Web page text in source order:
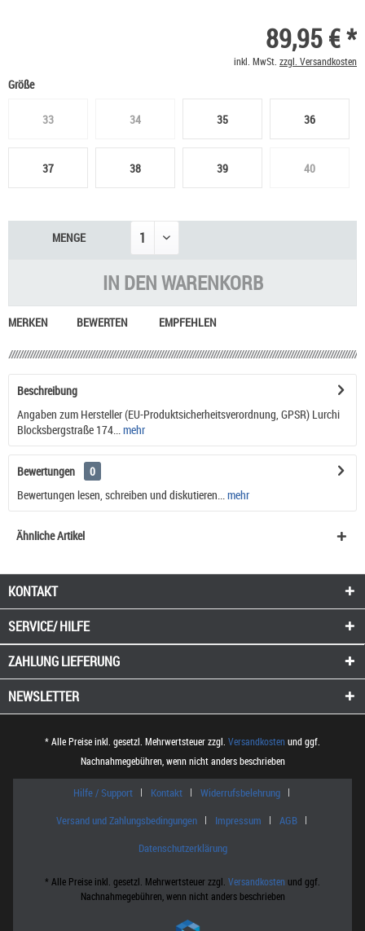
89,95 € *
inkl. MwSt. zzgl. Versandkosten
Größe
33 34 35 36
37 38 39 40
MENGE
IN DENWARENKORB
MERKEN BEWERTEN EMPFEHLEN
Beschreibung
Angaben zum Hersteller (EU-Produktsicherheitsverordnung, GPSR) Lurchi
Blocksbergstraße 174...
mehr
Bewertungen
0
Bewertungen lesen, schreiben und diskutieren...
mehr
Ähnliche Artikel
KONTAKT
SERVICE/ HILFE
ZAHLUNGLIEFERUNG
NEWSLETTER
* Alle Preise inkl. gesetzl. Mehrwertsteuer zzgl. Versandkosten und ggf.
Nachnahmegebühren, wenn nicht anders beschrieben
Hilfe / Support Kontakt
Widerrufsbelehrung
Versand und Zahlungsbedingungen
Impressum
AGB
Datenschutzerklärung
* Alle Preise inkl. gesetzl. Mehrwertsteuer zzgl. Versandkosten und ggf.
Nachnahmegebühren, wenn nicht anders beschrieben